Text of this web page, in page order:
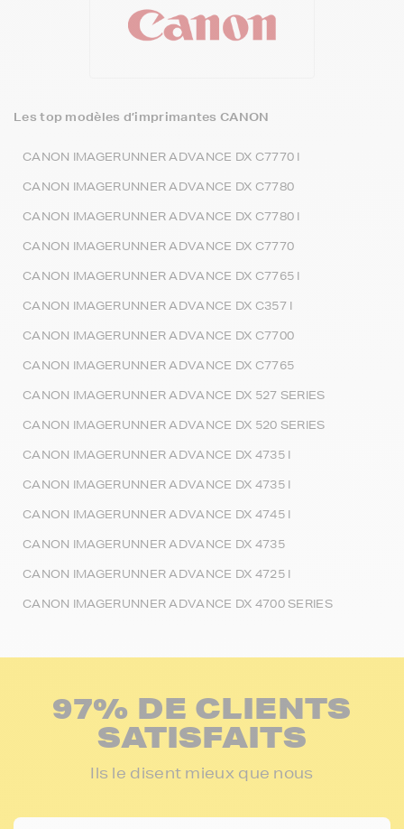
Les top modèles d’imprimantes CANON
CANON IMAGERUNNER ADVANCE DX C7770 I
CANON IMAGERUNNER ADVANCE DX C7780
CANON IMAGERUNNER ADVANCE DX C7780 I
CANON IMAGERUNNER ADVANCE DX C7770
CANON IMAGERUNNER ADVANCE DX C7765 I
CANON IMAGERUNNER ADVANCE DX C357 I
CANON IMAGERUNNER ADVANCE DX C7700
CANON IMAGERUNNER ADVANCE DX C7765
CANON IMAGERUNNER ADVANCE DX 527 SERIES
CANON IMAGERUNNER ADVANCE DX 520 SERIES
CANON IMAGERUNNER ADVANCE DX 4735 I
CANON IMAGERUNNER ADVANCE DX 4735 I
CANON IMAGERUNNER ADVANCE DX 4745 I
CANON IMAGERUNNER ADVANCE DX 4735
CANON IMAGERUNNER ADVANCE DX 4725 I
CANON IMAGERUNNER ADVANCE DX 4700 SERIES
97% DE CLIENTS
SATISFAITS
Ils le disent mieux que nous